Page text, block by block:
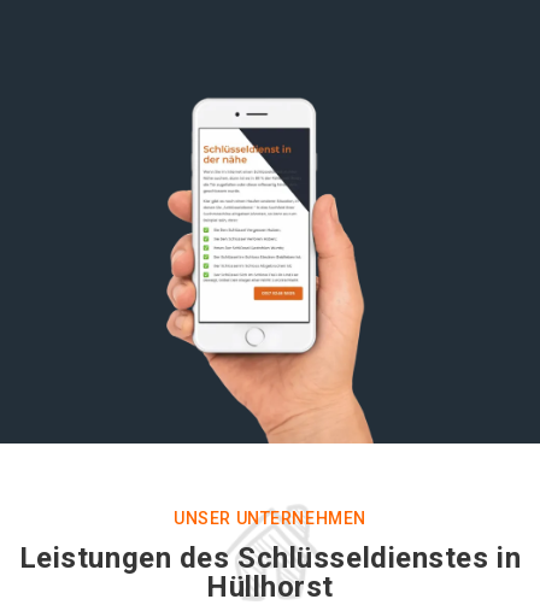
UNSER UNTERNEHMEN
Leistungen des Schlüsseldienstes in
Hüllhorst